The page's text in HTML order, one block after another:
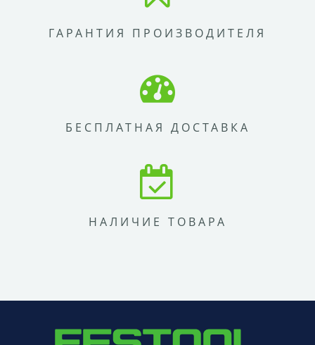
ГАРАНТИЯ ПРОИЗВОДИТЕЛЯ
БЕСПЛАТНАЯ ДОСТАВКА
НАЛИЧИЕ ТОВАРА